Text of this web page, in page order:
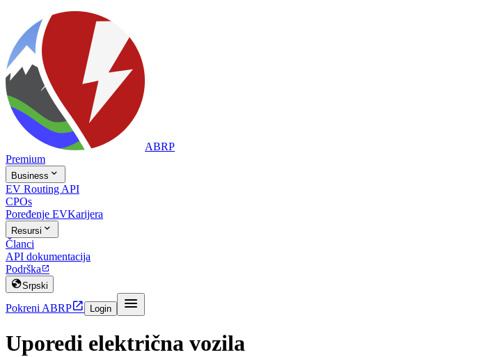
ABRP
Premium
Business 
EV Routing API
CPOs
Poređenje EVKarijera
Resursi 
Članci
API dokumentacija
Podrška 
Srpski
Pokreni ABRP Login 
Uporedi električna vozila